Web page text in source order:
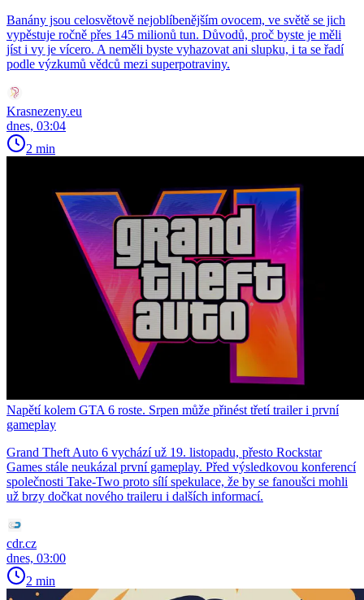
Banány jsou celosvětově nejoblíbenějším ovocem, ve světě se jich
vypěstuje ročně přes 145 milionů tun. Důvodů, proč byste je měli
jíst i vy je vícero. A neměli byste vyhazovat ani slupku, i ta se řadí
podle výzkumů vědců mezi superpotraviny.
Krasnezeny.eu
dnes, 03:04
2 min
Napětí kolem GTA 6 roste. Srpen může přinést třetí trailer i první
gameplay
Grand Theft Auto 6 vychází už 19. listopadu, přesto Rockstar
Games stále neukázal první gameplay. Před výsledkovou konferencí
společnosti Take-Two proto sílí spekulace, že by se fanoušci mohli
už brzy dočkat nového traileru i dalších informací.
cdr.cz
dnes, 03:00
2 min